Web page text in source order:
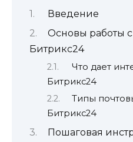
Введение
Основы работы
Битрикс24
Что дает
Битрикс24
Типы
Битрикс24
Пошаговая